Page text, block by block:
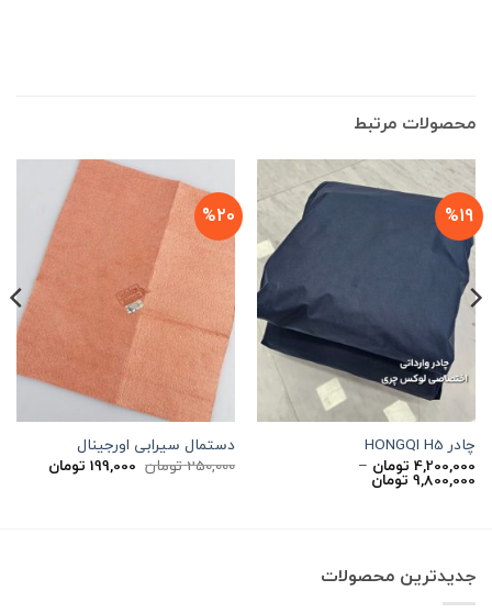
محصولات مرتبط
%19
چادر HONGQI H5
4,200,000 تومان –
9,800,000 تومانمحدوده
قیمت:
%20
دستمال سیرابی اورجینال
250,000تومان قیمت
اصلی
199,000 تومانقیمت
فعلی
جدیدترین محصولات